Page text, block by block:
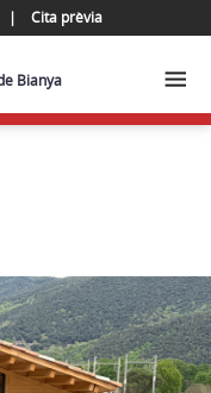
Cita prèvia
Bianya